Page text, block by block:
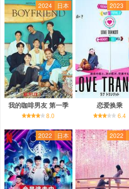
2024 日本
我的咖啡男友 第一季
8.0
2023
恋爱换乘
6.4
2022 日本 2022